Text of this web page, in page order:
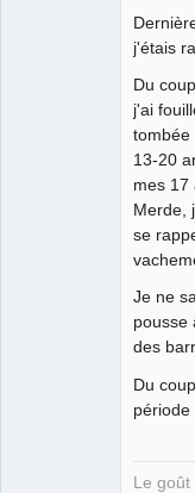
j'étais
Du
j'ai
tombée
13-20
mes 17
Merde,
se
Je ne
pousse
des
Du
Le goût